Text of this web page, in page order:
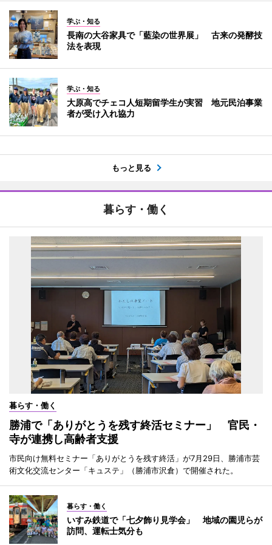
学ぶ・知る
長南の大谷家具で「藍染の世界展」 古来の発酵技
法を表現
学ぶ・知る
大原高でチェコ人短期留学生が実習 地元民泊事業
者が受け入れ協力
もっと見る
暮らす・働く
暮らす・働く
勝浦で「ありがとうを残す終活セミナー」 官民・
寺が連携し高齢者支援
市民向け無料セミナー「ありがとうを残す終活」が7月29日、勝浦市芸
術文化交流センター「キュステ」（勝浦市沢倉）で開催された。
暮らす・働く
いすみ鉄道で「七夕飾り見学会」 地域の園児らが
訪問、運転士気分も